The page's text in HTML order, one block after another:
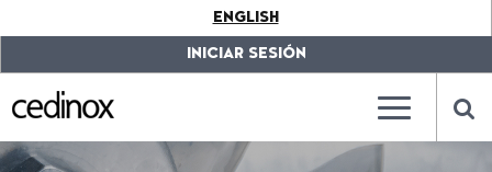
label.access.jump.content???
???
label.access.jump.header???
label.access.jump.footer???
???
label.access.jump.menu???
ENGLISH
INICIAR SESIÓN
???
???